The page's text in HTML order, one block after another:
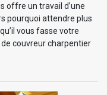
offre un travail d’une
pourquoi attendre plus
vous fasse votre
couvreur charpentier